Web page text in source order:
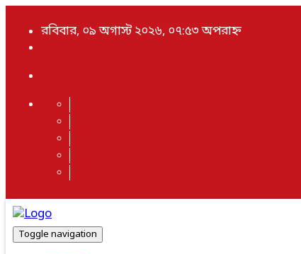
রবিবার, ০৯ অগাস্ট ২০২৬, ০৭:৫৩ অপরাহ্ন
Toggle navigation